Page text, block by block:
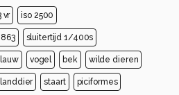
vr iso 2500
sluitertijd 1/400s
vogel bek wilde dieren
landdier staart piciformes